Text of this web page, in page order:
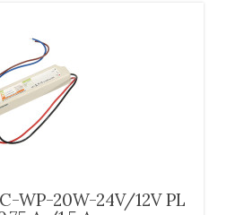
WP-20W-24V/12V PL